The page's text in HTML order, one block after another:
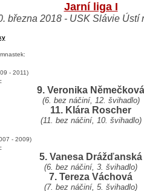
Jarní liga I
března 2018 - USK Slávie Ústí
- 2011)
9. Veronika Němečková
(6. bez náčiní, 12. švihadlo)
11. Klára Roscher
(11. bez náčiní, 10. švihadlo)
- 2009)
5. Vanesa Drážďanská
(6. bez náčiní, 3. švihadlo)
7. Tereza Váchová
(7. bez náčiní, 5. švihadlo)